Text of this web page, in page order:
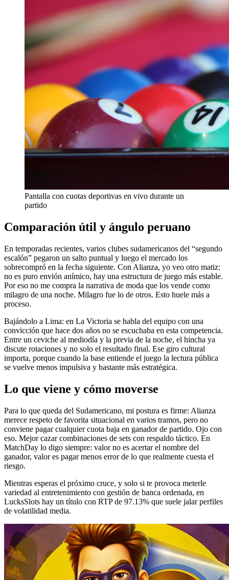
Pantalla con cuotas deportivas en vivo durante un
partido
Comparación útil y ángulo peruano
En temporadas recientes, varios clubes sudamericanos del “segundo
escalón” pegaron un salto puntual y luego el mercado los
sobrecompró en la fecha siguiente. Con Alianza, yo veo otro matiz:
no es puro envión anímico, hay una estructura de juego más estable.
Por eso no me compra la narrativa de moda que los vende como
milagro de una noche. Milagro fue lo de otros. Esto huele más a
proceso.
Bajándolo a Lima: en La Victoria se habla del equipo con una
convicción que hace dos años no se escuchaba en esta competencia.
Entre un ceviche al mediodía y la previa de la noche, el hincha ya
discute rotaciones y no solo el resultado final. Ese giro cultural
importa, porque cuando la base entiende el juego la lectura pública
se vuelve menos impulsiva y bastante más estratégica.
Lo que viene y cómo moverse
Para lo que queda del Sudamericano, mi postura es firme: Alianza
merece respeto de favorita situacional en varios tramos, pero no
conviene pagar cualquier cuota baja en ganador de partido. Ojo con
eso. Mejor cazar combinaciones de sets con respaldo táctico. En
MatchDay lo digo siempre: valor no es acertar el nombre del
ganador, valor es pagar menos error de lo que realmente cuesta el
riesgo.
Mientras esperas el próximo cruce, y solo si te provoca meterle
variedad al entretenimiento con gestión de banca ordenada, en
LucksSlots hay un título con RTP de 97.13% que suele jalar perfiles
de volatilidad media.